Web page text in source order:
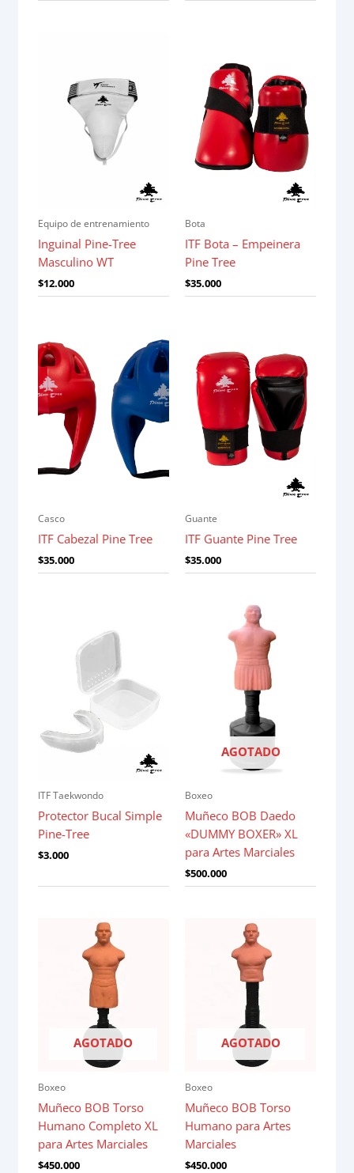
Equipo de entrenamiento
Inguinal Pine-Tree
Masculino WT
$12.000
Bota
ITF Bota – Empeinera
Pine Tree
$35.000
Casco
ITF Cabezal Pine Tree
$35.000
Guante
ITF Guante Pine Tree
$35.000
ITF Taekwondo
Protector Bucal Simple
Pine-Tree
$3.000
AGOTADO
Boxeo
Muñeco BOB Daedo
«DUMMY BOXER» XL
para Artes Marciales
$500.000
AGOTADO
Boxeo
Muñeco BOB Torso
Humano Completo XL
para Artes Marciales
$450.000
AGOTADO
Boxeo
Muñeco BOB Torso
Humano para Artes
Marciales
$450.000